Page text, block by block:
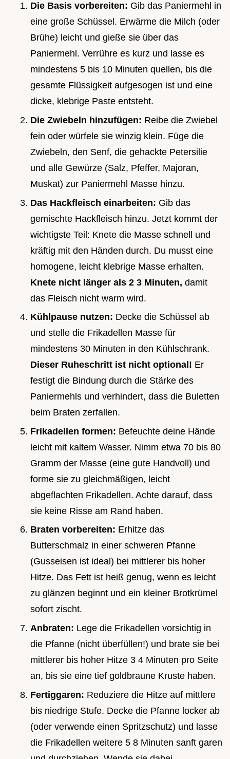
Die Basis vorbereiten: Gib das Paniermehl in
eine große Schüssel. Erwärme die Milch (oder
Brühe) leicht und gieße sie über das
Paniermehl. Verrühre es kurz und lasse es
mindestens 5 bis 10 Minuten quellen, bis die
gesamte Flüssigkeit aufgesogen ist und eine
dicke, klebrige Paste entsteht.
Die Zwiebeln hinzufügen: Reibe die Zwiebel
fein oder würfele sie winzig klein. Füge die
Zwiebeln, den Senf, die gehackte Petersilie
und alle Gewürze (Salz, Pfeffer, Majoran,
Muskat) zur Paniermehl Masse hinzu.
Das Hackfleisch einarbeiten: Gib das
gemischte Hackfleisch hinzu. Jetzt kommt der
wichtigste Teil: Knete die Masse schnell und
kräftig mit den Händen durch. Du musst eine
homogene, leicht klebrige Masse erhalten.
Knete nicht länger als 2 3 Minuten, damit
das Fleisch nicht warm wird.
Kühlpause nutzen: Decke die Schüssel ab
und stelle die Frikadellen Masse für
mindestens 30 Minuten in den Kühlschrank.
Dieser Ruheschritt ist nicht optional! Er
festigt die Bindung durch die Stärke des
Paniermehls und verhindert, dass die Buletten
beim Braten zerfallen.
Frikadellen formen: Befeuchte deine Hände
leicht mit kaltem Wasser. Nimm etwa 70 bis 80
Gramm der Masse (eine gute Handvoll) und
forme sie zu gleichmäßigen, leicht
abgeflachten Frikadellen. Achte darauf, dass
sie keine Risse am Rand haben.
Braten vorbereiten: Erhitze das
Butterschmalz in einer schweren Pfanne
(Gusseisen ist ideal) bei mittlerer bis hoher
Hitze. Das Fett ist heiß genug, wenn es leicht
zu glänzen beginnt und ein kleiner Brotkrümel
sofort zischt.
Anbraten: Lege die Frikadellen vorsichtig in
die Pfanne (nicht überfüllen!) und brate sie bei
mittlerer bis hoher Hitze 3 4 Minuten pro Seite
an, bis sie eine tief goldbraune Kruste haben.
Fertiggaren: Reduziere die Hitze auf mittlere
bis niedrige Stufe. Decke die Pfanne locker ab
(oder verwende einen Spritzschutz) und lasse
die Frikadellen weitere 5 8 Minuten sanft garen